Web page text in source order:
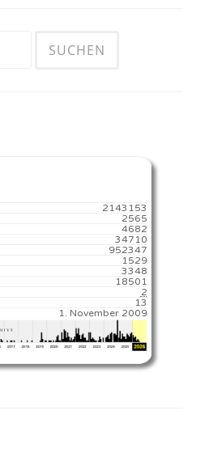
2143153
2565
4682
34710
952347
1529️
3348
18501️
2
13
1. November 2009